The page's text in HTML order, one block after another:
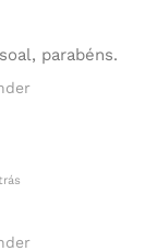
parabéns.